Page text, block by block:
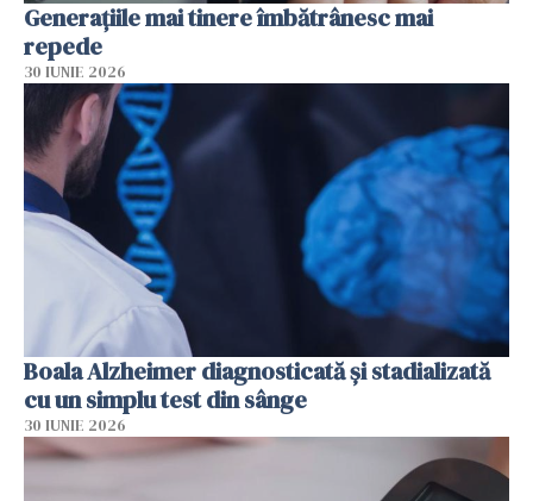
Generațiile mai tinere îmbătrânesc mai
repede
30 IUNIE 2026
Boala Alzheimer diagnosticată și stadializată
cu un simplu test din sânge
30 IUNIE 2026